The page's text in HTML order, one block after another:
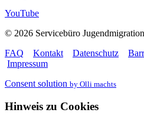
YouTube
© 2026 Servicebüro
FAQ
Kontakt Datenschutz
Impressum
Consent solution by Olli machts
Hinweis zu Cookies